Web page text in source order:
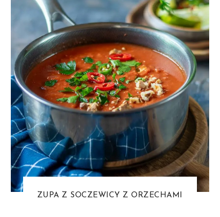
ZUPA Z SOCZEWICY Z ORZECHAMI